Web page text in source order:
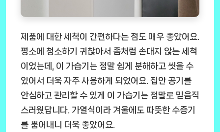
제품에 대한 세척이 간편하다는 점도 매우 좋았어요.
평소에 청소하기 귀찮아서 좀처럼 손대지 않는 세척
이었는데, 이 가습기는 정말 쉽게 분해하고 씻을 수
있어서 더욱 자주 사용하게 되었어요. 집안 공기를
안심하고 관리할 수 있게 이 가습기는 정말로 믿음직
스러웠답니다. 가열식이라 겨울에도 따뜻한 수증기
를 뿜어내니 더욱 좋았어요.